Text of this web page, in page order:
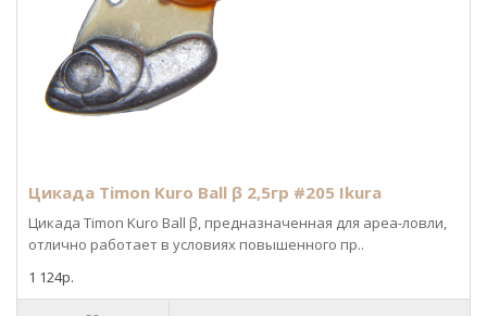
Цикада Timon Kuro Ball β 2,5гр #205 Ikura
Цикада Timon Kuro Ball β, предназначенная для ареа-ловли,
отлично работает в условиях повышенного пр..
1 124р.